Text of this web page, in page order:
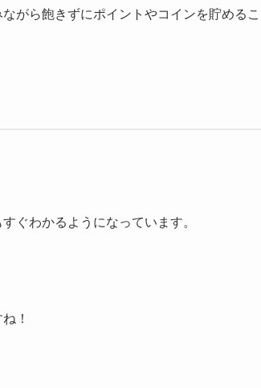
がら飽きずにポイントやコインを貯めるこ
ぐわかるようになっています。
！